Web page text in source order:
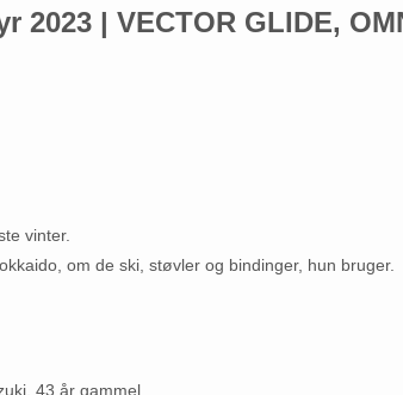
| VECTOR GLIDE,
vinter.
om de ski, støvler og bindinger, hun bruger.
43 år gammel